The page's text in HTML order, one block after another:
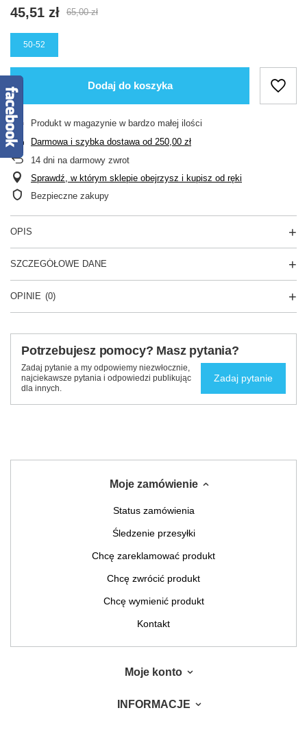
45,51 zł 65,00 zł
50-52
Dodaj do koszyka
Produkt w magazynie w bardzo małej ilości
Darmowa i szybka dostawa od 250,00 zł
14 dni na darmowy zwrot
Sprawdź, w którym sklepie obejrzysz i kupisz od ręki
Bezpieczne zakupy
OPIS
SZCZEGÓŁOWE DANE
OPINIE (0)
Potrzebujesz pomocy? Masz pytania?
Zadaj pytanie a my odpowiemy niezwłocznie,
najciekawsze pytania i odpowiedzi publikując
dla innych.
Zadaj pytanie
Moje zamówienie
Status zamówienia
Śledzenie przesyłki
Chcę zareklamować produkt
Chcę zwrócić produkt
Chcę wymienić produkt
Kontakt
Moje konto
INFORMACJE